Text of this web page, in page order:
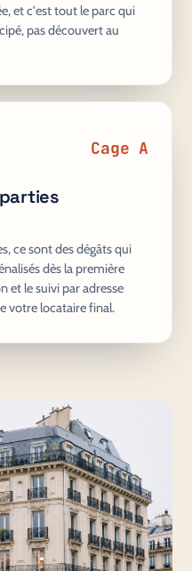
et c'est tout le parc qui
pas découvert au
Cage A
ce sont des dégâts qui
dès la première
et le suivi par adresse
votre locataire final.